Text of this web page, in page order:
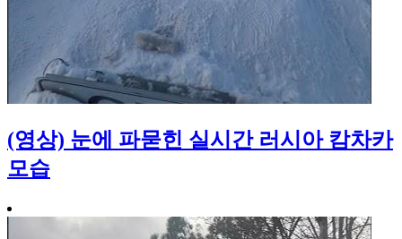
(영상) 눈에 파묻힌 실시간 러시아 캄차카
모습